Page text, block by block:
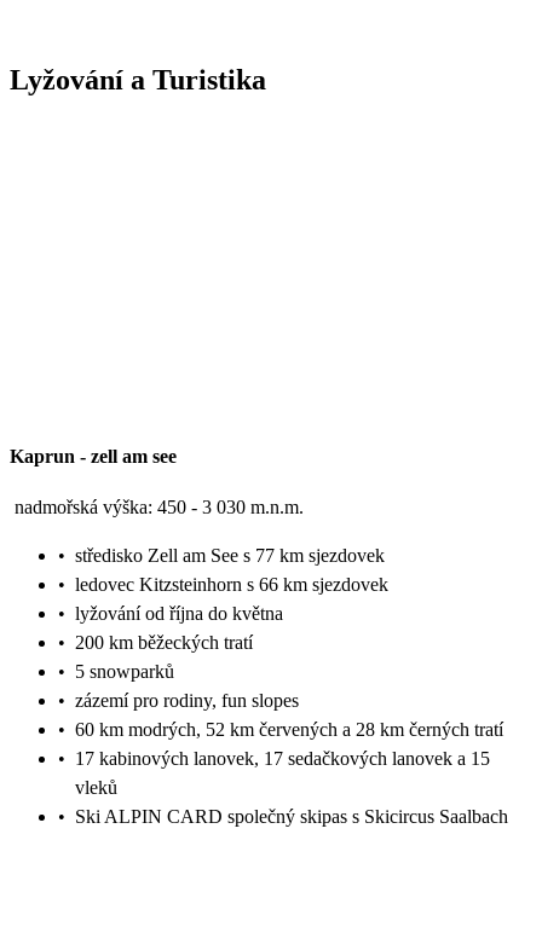
Lyžování a Turistika
Kaprun - zell am see
nadmořská výška: 450 - 3 030 m.n.m.
• středisko Zell am See s 77 km sjezdovek
• ledovec Kitzsteinhorn s 66 km sjezdovek
• lyžování od října do května
• 200 km běžeckých tratí
• 5 snowparků
• zázemí pro rodiny, fun slopes
• 60 km modrých, 52 km červených a 28 km černých tratí
• 17 kabinových lanovek, 17 sedačkových lanovek a 15
vleků
• Ski ALPIN CARD společný skipas s Skicircus Saalbach